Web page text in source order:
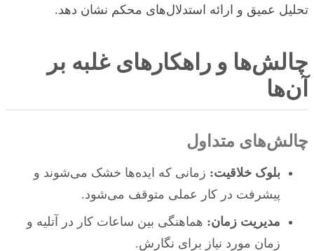
تحلیل عمیق و ارائه استدلال‌های محکم نشان دهد.
چالش‌ها و راهکارهای غلبه بر
آن‌ها
چالش‌های متداول
بلوک خلاقیت: زمانی که ایده‌ها خشک می‌شوند و
پیشرفت در کار عملی متوقف می‌شود.
مدیریت زمان: هماهنگی بین ساعات کار در آتلیه و
زمان مورد نیاز برای نگارش.